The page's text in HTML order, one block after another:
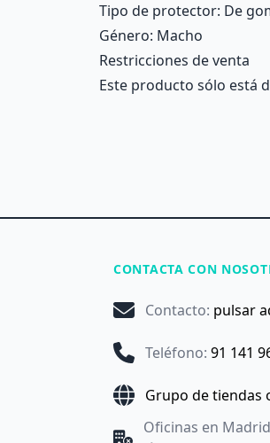
Tipo de protector: De
Género: Macho
Restricciones de venta
Este producto sólo está
CONTACTA CON
Contacto: pulsar
Teléfono: 91 141
Grupo de tiendas
Oficinas en